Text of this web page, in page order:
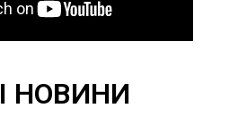
НОВИНИ